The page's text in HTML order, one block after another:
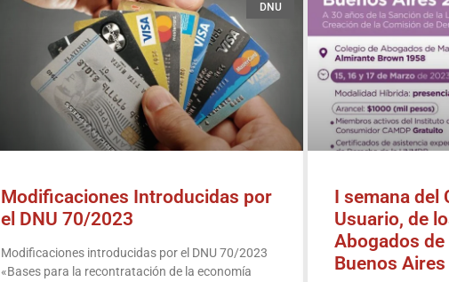
DNU
Modificaciones Introducidas por
el DNU 70/2023
Modificaciones introducidas por el DNU 70/2023
«Bases para la recontratación de la economía
I semana del
Usuario, de
Abogados
Buenos Aires